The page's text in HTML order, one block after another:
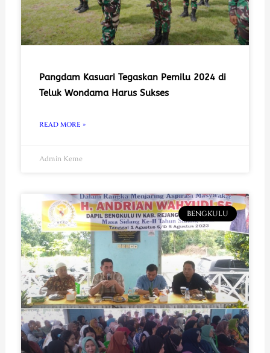
Pangdam Kasuari Tegaskan Pemilu 2024 di
Teluk Wondama Harus Sukses
READ MORE »
Admin Keme
BENGKULU